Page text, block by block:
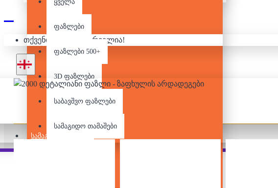
ᲡᲐᲛᲐᲒᲘᲓᲝ ᲗᲐᲛᲐᲨᲔᲑᲘ
ყველა
ფაზლები
ფაზლები 500+
3D ფაზლები
საბავშვო ფაზლები
სამაგიდო თამაშები
თქვენი კალათა ცარიელია!
2000
People Also Bought